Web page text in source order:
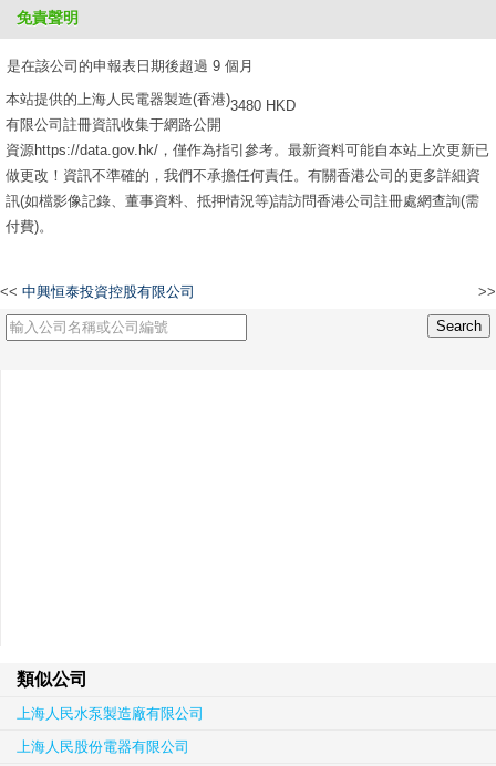
是在該公司的申報表日期後超過 9 個月
3480 HKD
免責聲明
本站提供的上海人民電器製造(香港)
有限公司註冊資訊收集于網路公開
資源https://data.gov.hk/，僅作為指引參考。最新資料可能自本站上次更新已
做更改！資訊不準確的，我們不承擔任何責任。有關香港公司的更多詳細資
訊(如檔影像記錄、董事資料、抵押情況等)請訪問香港公司註冊處網查詢(需
付費)。
<< 中興恒泰投資控股有限公司 >>
類似公司
上海人民水泵製造廠有限公司
上海人民股份電器有限公司